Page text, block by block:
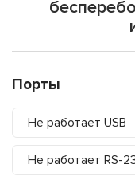
Порты
Не работает USB
Не работает RS-